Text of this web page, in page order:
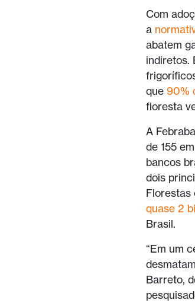
Com
a
abatem
indiretos.
que 90%
floresta
A
de 155
bancos
dois
Florestas
quase 2
Brasil.
“Em um
Barreto,